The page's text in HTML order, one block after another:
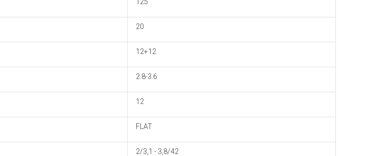
20
12+12
2.8-3.6
12
FLAT
2/3,1 - 3,8/42